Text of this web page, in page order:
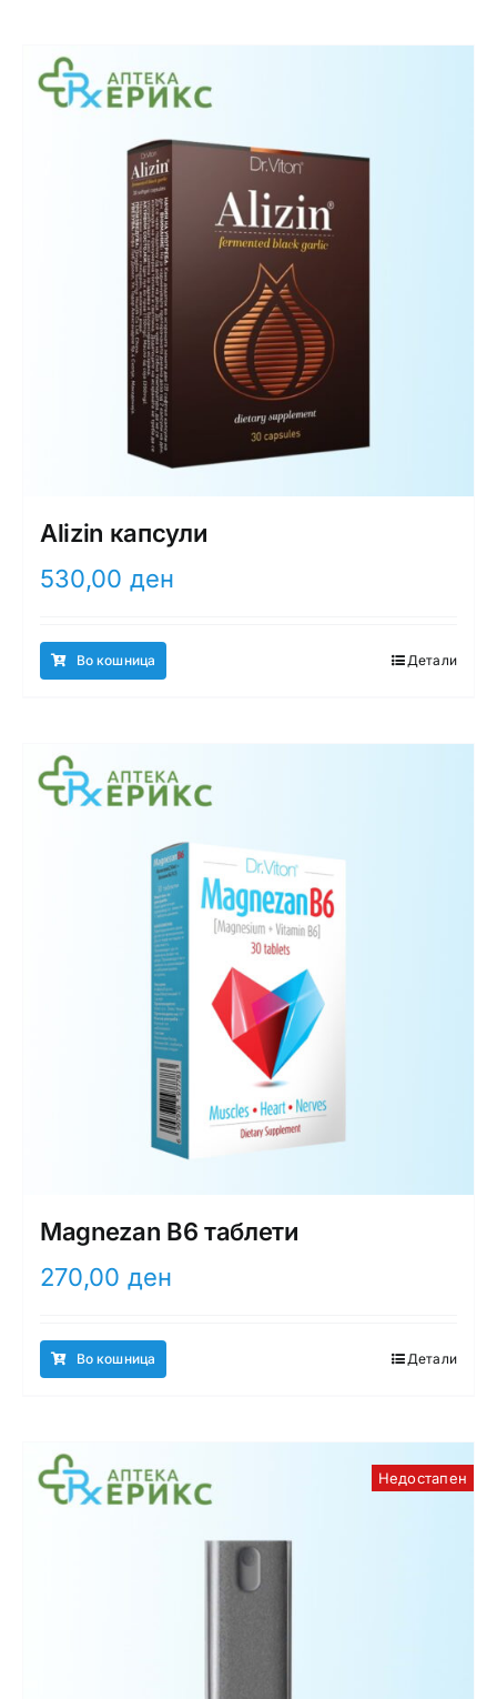
Alizin капсули
530,00 ден
Во кошница Детали
Magnezan B6 таблети
270,00 ден
Во кошница Детали
Недостапен